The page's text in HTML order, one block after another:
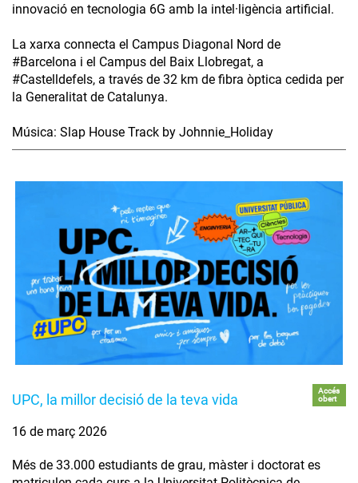
innovació en tecnologia 6G amb la intel·ligència artificial.
La xarxa connecta el Campus Diagonal Nord de
#Barcelona i el Campus del Baix Llobregat, a
#Castelldefels, a través de 32 km de fibra òptica cedida per
la Generalitat de Catalunya.
Música: Slap House Track by Johnnie_Holiday
UPC, la millor decisió de la teva vida
Accés
obert
16 de març 2026
Més de 33.000 estudiants de grau, màster i doctorat es